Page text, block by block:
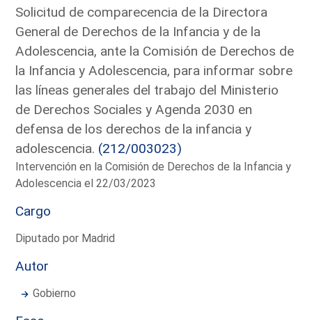
Solicitud de comparecencia de la Directora
General de Derechos de la Infancia y de la
Adolescencia, ante la Comisión de Derechos de
la Infancia y Adolescencia, para informar sobre
las líneas generales del trabajo del Ministerio
de Derechos Sociales y Agenda 2030 en
defensa de los derechos de la infancia y
adolescencia. (212/003023)
Intervención en la Comisión de Derechos de la Infancia y
Adolescencia el 22/03/2023
Cargo
Diputado por Madrid
Autor
Gobierno